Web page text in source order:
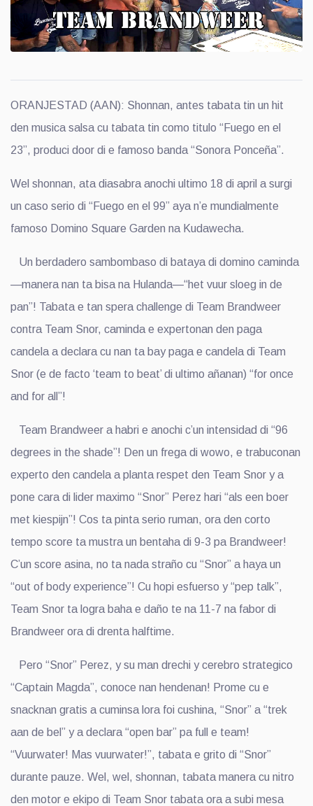
ORANJESTAD (AAN): Shonnan, antes tabata tin un hit
den musica salsa cu tabata tin como titulo “Fuego en el
23”, produci door di e famoso banda “Sonora Ponceña”.
Wel shonnan, ata diasabra anochi ultimo 18 di april a surgi
un caso serio di “Fuego en el 99” aya n’e mundialmente
famoso Domino Square Garden na Kudawecha.
Un berdadero sambombaso di bataya di domino caminda
—manera nan ta bisa na Hulanda—“het vuur sloeg in de
pan”! Tabata e tan spera challenge di Team Brandweer
contra Team Snor, caminda e expertonan den paga
candela a declara cu nan ta bay paga e candela di Team
Snor (e de facto ‘team to beat’ di ultimo añanan) “for once
and for all”!
Team Brandweer a habri e anochi c’un intensidad di “96
degrees in the shade”! Den un frega di wowo, e trabuconan
experto den candela a planta respet den Team Snor y a
pone cara di lider maximo “Snor” Perez hari “als een boer
met kiespijn”! Cos ta pinta serio ruman, ora den corto
tempo score ta mustra un bentaha di 9-3 pa Brandweer!
C’un score asina, no ta nada straño cu “Snor” a haya un
“out of body experience”! Cu hopi esfuerso y “pep talk”,
Team Snor ta logra baha e daño te na 11-7 na fabor di
Brandweer ora di drenta halftime.
Pero “Snor” Perez, y su man drechi y cerebro strategico
“Captain Magda”, conoce nan hendenan! Prome cu e
snacknan gratis a cuminsa lora foi cushina, “Snor” a “trek
aan de bel” y a declara “open bar” pa full e team!
“Vuurwater! Mas vuurwater!”, tabata e grito di “Snor”
durante pauze. Wel, wel, shonnan, tabata manera cu nitro
den motor e ekipo di Team Snor tabata ora a subi mesa